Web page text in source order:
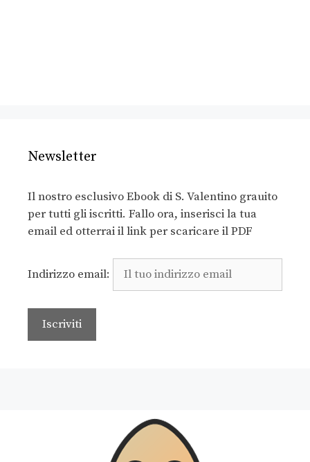
Newsletter
Il nostro esclusivo Ebook di S. Valentino grauito
per tutti gli iscritti. Fallo ora, inserisci la tua
email ed otterrai il link per scaricare il PDF
Indirizzo email: